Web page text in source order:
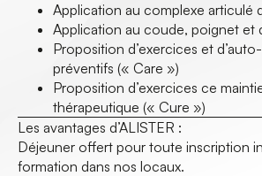
Application au complexe articulé
Application au coude, poignet et
Proposition d’exercices et
préventifs (« Care »)
Proposition d’exercices ce
thérapeutique (« Cure »)
Les avantages d’ALISTER :
Déjeuner offert pour toute inscription
formation dans nos locaux.